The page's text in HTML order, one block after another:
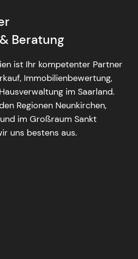
Beratung
ist Ihr kompetenter Partner
Immobilienbewertung,
im Saarland.
Regionen Neunkirchen,
im Großraum Sankt
uns bestens aus.